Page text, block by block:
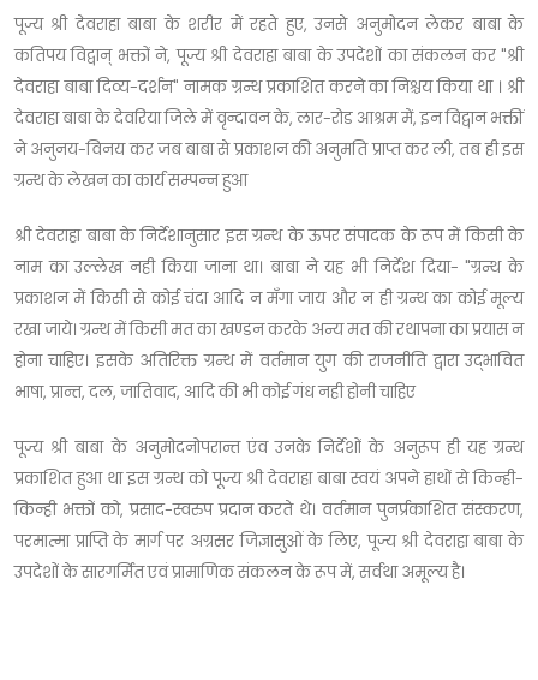
पूज्य श्री देवराहा बाबा के शरीर में रहते हुए, उनसे अनुमोदन लेकर बाबा के
कतिपय विद्वान् भक्तों ने, पूज्य श्री देवराहा बाबा के उपदेशों का संकलन कर "श्री
देवराहा बाबा दिव्य-दर्शन" नामक ग्रन्थ प्रकाशित करने का निश्चय किया था । श्री
देवराहा बाबा के देवरिया जिले में वृन्दावन के, लार-रोड आश्रम में, इन विद्वान भक्तीं
ने अनुनय-विनय कर जब बाबा से प्रकाशन की अनुमति प्राप्त कर ली, तब ही इस
ग्रन्थ के लेखन का कार्य सम्पन्न हुआ
श्री देवराहा बाबा के निर्देशानुसार इस ग्रन्थ के ऊपर संपादक के रूप में किसी के
नाम का उल्लेख नही किया जाना था। बाबा ने यह भी निर्देश दिया- "ग्रन्थ के
प्रकाशन में किसी से कोई चंदा आदि न मँगा जाय और न ही ग्रन्थ का कोई मूल्य
रखा जाये। ग्रन्थ में किसी मत का खण्डन करके अन्य मत की रथापना का प्रयास न
होना चाहिए। इसके अतिरिक्त ग्रन्थ में वर्तमान युग की राजनीति द्वारा उद्भावित
भाषा, प्रान्त, दल, जातिवाद, आदि की भी कोई गंध नही होनी चाहिए
पूज्य श्री बाबा के अनुमोदनोपरान्त एंव उनके निर्देशों के अनुरूप ही यह ग्रन्थ
प्रकाशित हुआ था इस ग्रन्थ को पूज्य श्री देवराहा बाबा स्वयं अपने हाथों से किन्ही-
किन्ही भक्तों को, प्रसाद-स्वरुप प्रदान करते थे। वर्तमान पुनर्प्रकाशित संस्करण,
परमात्मा प्राप्ति के मार्ग पर अग्रसर जिज्ञासुओं के लिए, पूज्य श्री देवराहा बाबा के
उपदेशों के सारगर्मित एवं प्रामाणिक संकलन के रूप में, सर्वथा अमूल्य है।